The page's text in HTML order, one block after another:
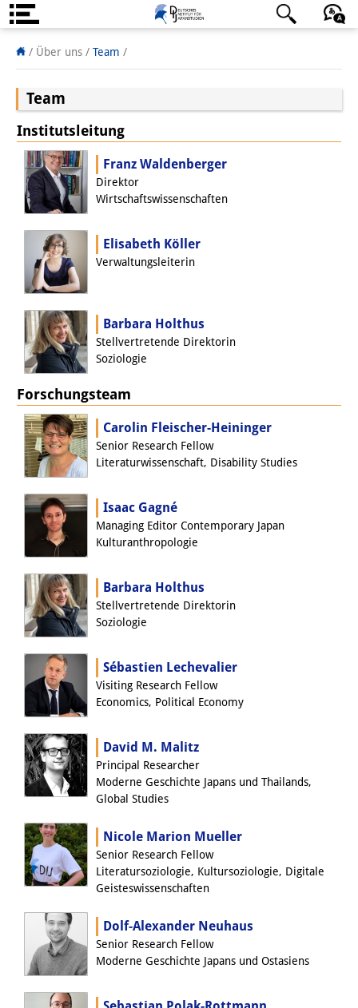
Über uns
Team
Institutsleitung
Forschungsteam
Publikationen &
Wissenschaftskommunikation
Forschungsservice
GastwissenschaftlerInnen
StipendiatInnen
PraktikantInnen
DIJ Alumni
Forschung
Forschungsüberblick
Forschungsfeld:
Nachhaltigkeit in Japan
Forschungsfeld:
Digitale Transformation
Forschungsfeld:
Japan transregional
Knowledge Lab:
Wissensproduktion und
Wissensinfrastrukturen
Individuelle Projekte
Abgeschlossene Forschung
Events
Veranstaltungsübersicht
DIJ Forum
DIJ Study Group
Thematische Vortragsreihen
/ Über uns / Team /
Team
Institutsleitung
Franz Waldenberger
Direktor
Wirtschaftswissenschaften
Elisabeth Köller
Verwaltungsleiterin
Barbara Holthus
Stellvertretende Direktorin
Soziologie
Forschungsteam
Carolin Fleischer-Heininger
Senior Research Fellow
Literaturwissenschaft, Disability Studies
Isaac Gagné
Managing Editor Contemporary Japan
Kulturanthropologie
Barbara Holthus
Stellvertretende Direktorin
Soziologie
Sébastien Lechevalier
Visiting Research Fellow
Economics, Political Economy
David M. Malitz
Principal Researcher
Moderne Geschichte Japans und Thailands,
Global Studies
Nicole Marion Mueller
Senior Research Fellow
Literatursoziologie, Kultursoziologie, Digitale
Geisteswissenschaften
Dolf-Alexander Neuhaus
Senior Research Fellow
Moderne Geschichte Japans und Ostasiens